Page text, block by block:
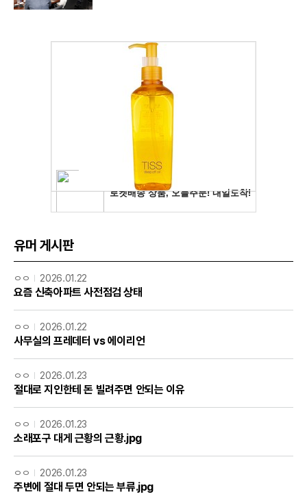
유머 게시판
ㅇㅇ 2026.01.22
요즘 신축아파트 사전점검 상태
ㅇㅇ 2026.01.22
사무실의 프레데터 vs 에이리언
ㅇㅇ 2026.01.23
절대로 지인한테 돈 빌려주면 안되는 이유
ㅇㅇ 2026.01.23
소래포구 대게 근황의 근황.jpg
ㅇㅇ 2026.01.23
주변에 절대 두면 안되는 부류.jpg